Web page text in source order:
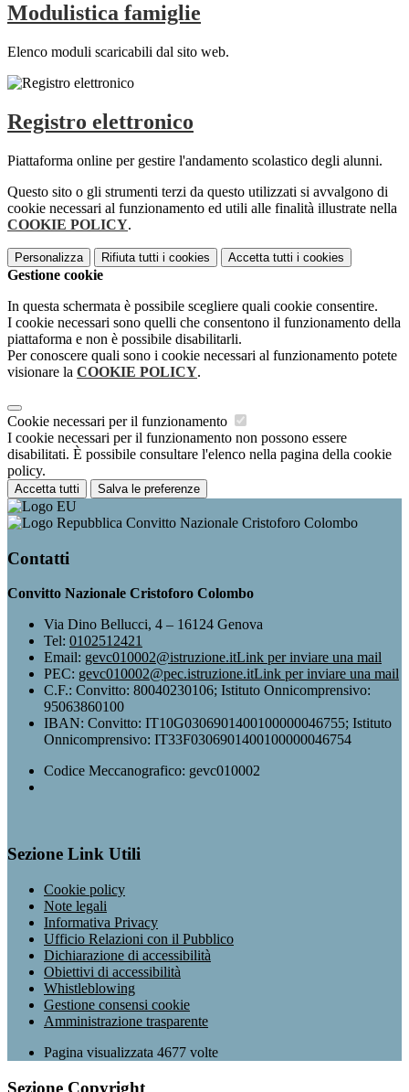
Modulistica famiglie
Elenco moduli scaricabili dal sito web.
Registro elettronico
Piattaforma online per gestire l'andamento scolastico degli alunni.
Questo sito o gli strumenti terzi da questo utilizzati si avvalgono di
cookie necessari al funzionamento ed utili alle finalità illustrate nella
COOKIE POLICY.
Personalizza Rifiuta tutti i cookies Accetta tutti i cookies
Gestione cookie
In questa schermata è possibile scegliere quali cookie consentire.
I cookie necessari sono quelli che consentono il funzionamento della
piattaforma e non è possibile disabilitarli.
Per conoscere quali sono i cookie necessari al funzionamento potete
visionare la COOKIE POLICY.
Cookie necessari per il funzionamento
I cookie necessari per il funzionamento non possono essere
disabilitati. È possibile consultare l'elenco nella pagina della cookie
policy.
Accetta tutti Salva le preferenze
Convitto Nazionale Cristoforo Colombo
Contatti
Convitto Nazionale Cristoforo Colombo
Via Dino Bellucci, 4 – 16124 Genova
Tel: 0102512421
Email: gevc010002@istruzione.itLink per inviare una mail
PEC: gevc010002@pec.istruzione.itLink per inviare una mail
C.F.: Convitto: 80040230106; Istituto Onnicomprensivo:
95063860100
IBAN: Convitto: IT10G0306901400100000046755; Istituto
Onnicomprensivo: IT33F0306901400100000046754
Codice Meccanografico: gevc010002
Sezione Link Utili
Cookie policy
Note legali
Informativa Privacy
Ufficio Relazioni con il Pubblico
Dichiarazione di accessibilità
Obiettivi di accessibilità
Whistleblowing
Gestione consensi cookie
Amministrazione trasparente
Pagina visualizzata 4677 volte
Sezione Copyright